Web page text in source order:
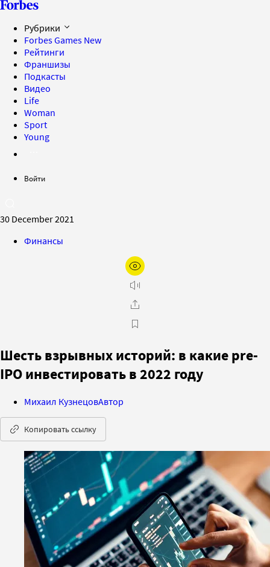
Рубрики
Forbes Games New
Рейтинги
Франшизы
Подкасты
Видео
Life
Woman
Sport
Young
Войти
30 December 2021
Финансы
Шесть взрывных историй: в какие pre-
IPO инвестировать в 2022 году
Михаил КузнецовАвтор
Копировать ссылку